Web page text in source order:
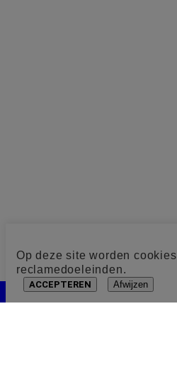
Op deze site worden
reclamedoeleinden.
ACCEPTEREN Afwijzen
Cookie toestemming